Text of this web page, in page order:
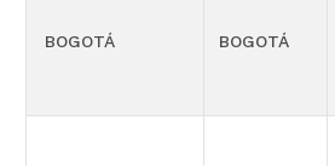
BOGOTÁ BOGOTÁ